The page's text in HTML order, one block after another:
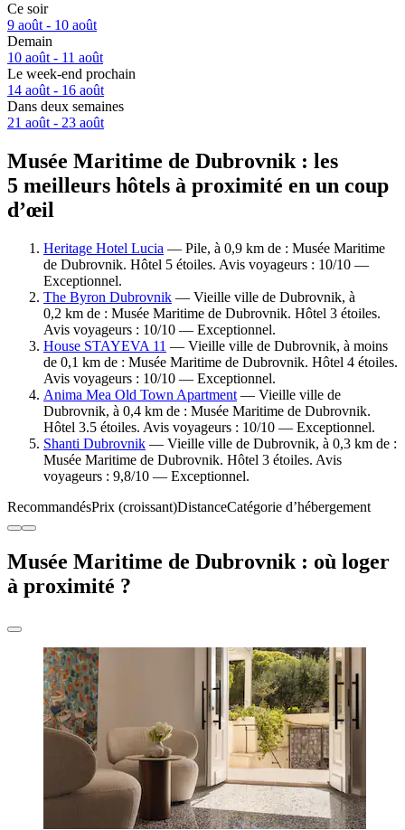
Ce soir
9 août - 10 août
Demain
10 août - 11 août
Le week-end prochain
14 août - 16 août
Dans deux semaines
21 août - 23 août
Musée Maritime de Dubrovnik : les
5 meilleurs hôtels à proximité en un coup
d’œil
Heritage Hotel Lucia — Pile, à 0,9 km de : Musée Maritime
de Dubrovnik. Hôtel 5 étoiles. Avis voyageurs : 10/10 —
Exceptionnel.
The Byron Dubrovnik — Vieille ville de Dubrovnik, à
0,2 km de : Musée Maritime de Dubrovnik. Hôtel 3 étoiles.
Avis voyageurs : 10/10 — Exceptionnel.
House STAYEVA 11 — Vieille ville de Dubrovnik, à moins
de 0,1 km de : Musée Maritime de Dubrovnik. Hôtel 4 étoiles.
Avis voyageurs : 10/10 — Exceptionnel.
Anima Mea Old Town Apartment — Vieille ville de
Dubrovnik, à 0,4 km de : Musée Maritime de Dubrovnik.
Hôtel 3.5 étoiles. Avis voyageurs : 10/10 — Exceptionnel.
Shanti Dubrovnik — Vieille ville de Dubrovnik, à 0,3 km de :
Musée Maritime de Dubrovnik. Hôtel 3 étoiles. Avis
voyageurs : 9,8/10 — Exceptionnel.
RecommandésPrix (croissant)DistanceCatégorie d’hébergement
Musée Maritime de Dubrovnik : où loger
à proximité ?